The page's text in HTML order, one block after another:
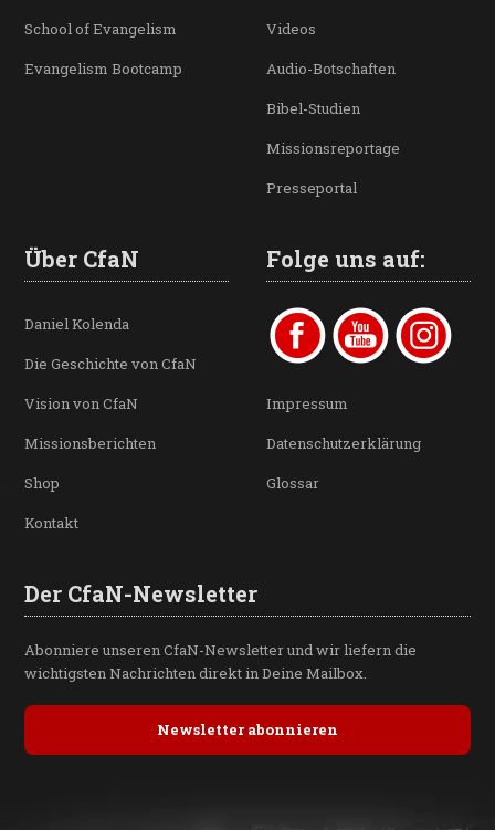
School of Evangelism
Evangelism Bootcamp
Videos
Audio-Botschaften
Bibel-Studien
Missionsreportage
Presseportal
Über CfaN
Daniel Kolenda
Die Geschichte von CfaN
Vision von CfaN
Missionsberichten
Shop
Kontakt
Folge uns auf:
Impressum
Datenschutzerklärung
Glossar
Der CfaN-Newsletter
Abonniere unseren CfaN-Newsletter und wir liefern die
wichtigsten Nachrichten direkt in Deine Mailbox.
Newsletter abonnieren